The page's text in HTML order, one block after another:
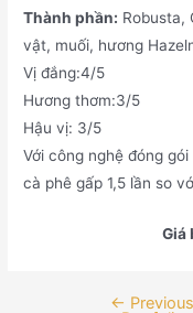
Thành phần: Robusta,
vật, muối, hương
Vị đắng:4/5
Hương thơm:3/5
Hậu vị: 3/5
Với công nghệ đóng
cà phê gấp 1,5 lần so
Giá
← Previous